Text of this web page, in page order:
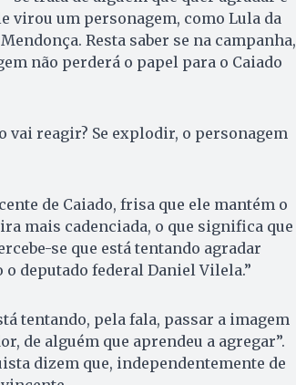
virou um personagem, como Lula da
Resta saber se na campanha,
não perderá o papel para o Caiado
vai reagir? Se explodir, o personagem
de Caiado, frisa que ele mantém o
mais cadenciada, o que significa que
se que está tentando agradar
deputado federal Daniel Vilela.”
tentando, pela fala, passar a imagem
de alguém que aprendeu a agregar”.
dizem que, independentemente de